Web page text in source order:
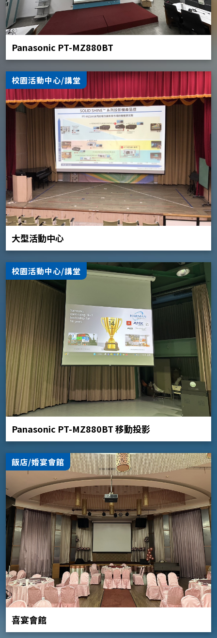
Panasonic PT-MZ880BT
校園活動中心/講堂
大型活動中心
校園活動中心/講堂
Panasonic PT-MZ880BT 移動投影
飯店/婚宴會館
喜宴會館